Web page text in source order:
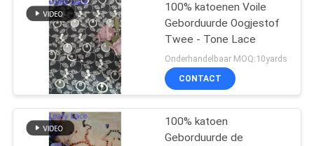
Geborduurde
Oogjestof
29
100% katoenen Voile
Geborduurde Oogjestof
Twee - Tone Lace
Onderhandelbaar MOQ:10yards
CONTACT
100% katoen
Geborduurde de